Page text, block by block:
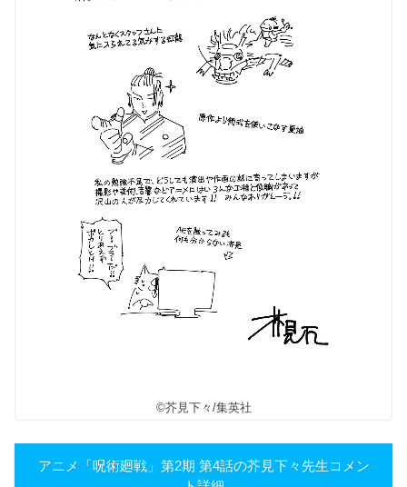
©芥見下々/集英社
アニメ「呪術廻戦」第2期 第4話の芥見下々先生コメン